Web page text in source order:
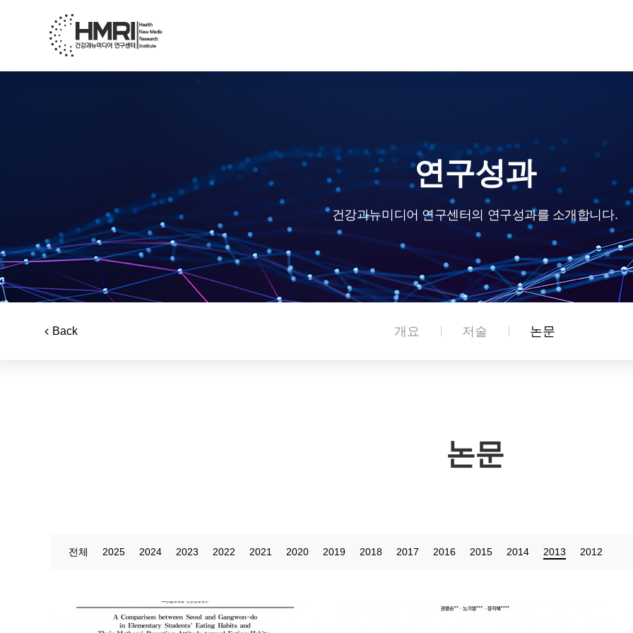
연구성과
건강과뉴미디어 연구센터의 연구성과를 소개합니다.
Back 개요 저술 논문
논문
전체 2025 2024 2023 2022 2021 2020 2019 2018 2017 2016 2015 2014 2013 2012